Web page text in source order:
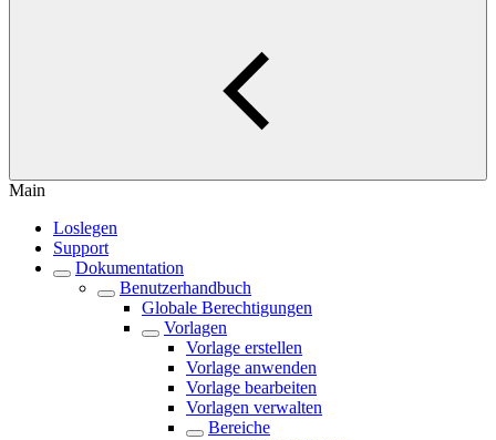
Main
Loslegen
Support
Dokumentation
Benutzerhandbuch
Globale Berechtigungen
Vorlagen
Vorlage erstellen
Vorlage anwenden
Vorlage bearbeiten
Vorlagen verwalten
Bereiche